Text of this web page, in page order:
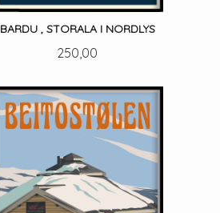
BARDU , STORALA I NORDLYS
Pris
250,00
LES MER